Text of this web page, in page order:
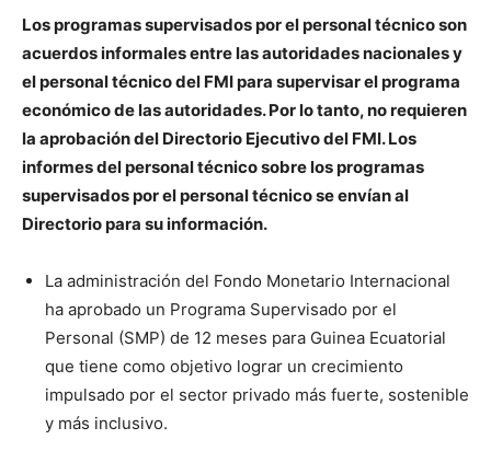
Los programas supervisados ​​por el personal técnico son
acuerdos informales entre las autoridades nacionales y
el personal técnico del FMI para supervisar el programa
económico de las autoridades. Por lo tanto, no requieren
la aprobación del Directorio Ejecutivo del FMI. Los
informes del personal técnico sobre los programas
supervisados ​​por el personal técnico se envían al
Directorio para su información.
La administración del Fondo Monetario Internacional
ha aprobado un Programa Supervisado por el
Personal (SMP) de 12 meses para Guinea Ecuatorial
que tiene como objetivo lograr un crecimiento
impulsado por el sector privado más fuerte, sostenible
y más inclusivo.